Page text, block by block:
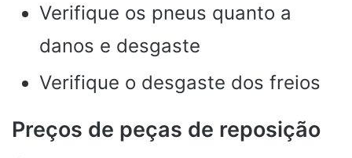
Verifique os pneus quanto a
danos e desgaste
Verifique o desgaste dos freios
Preços de peças de reposição